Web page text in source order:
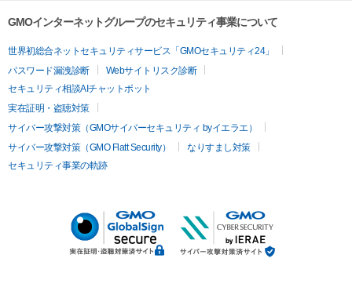
GMOインターネットグループのセキュリティ事業について
世界初総合ネットセキュリティサービス「GMOセキュリティ24」
パスワード漏洩診断
Webサイトリスク診断
セキュリティ相談AIチャットボット
実在証明・盗聴対策
サイバー攻撃対策（GMOサイバーセキュリティ byイエラエ）
サイバー攻撃対策（GMO Flatt Security）
なりすまし対策
セキュリティ事業の軌跡